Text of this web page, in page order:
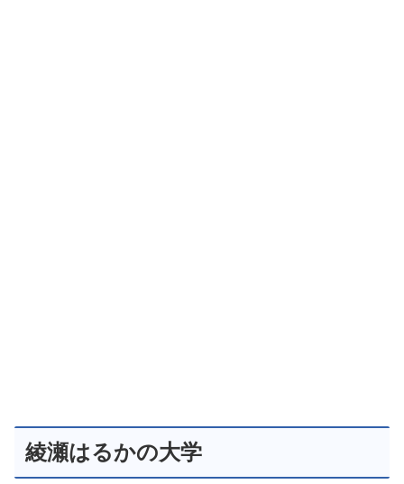
綾瀬はるかの大学